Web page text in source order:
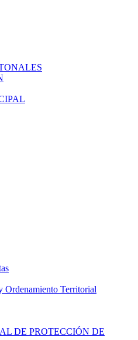
Ordenamiento Territorial
DE PROTECCIÓN DE